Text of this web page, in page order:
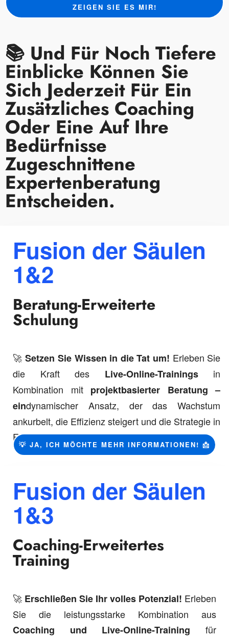
ZEIGEN SIE ES MIR!
📚 Und Für Noch Tiefere
Einblicke Können Sie
Sich Jederzeit Für Ein
Zusätzliches Coaching
Oder Eine Auf Ihre
Bedürfnisse
Zugeschnittene
Expertenberatung
Entscheiden.
Fusion der Säulen
1&2
Beratung-Erweiterte
Schulung
🚀Setzen Sie Wissen in die Tat um! Erleben Sie
die Kraft des Live-Online-Trainingsin
Kombination mit projektbasierter Beratung –
eindynamischer Ansatz, der das Wachstum
ankurbelt, die Effizienz steigert und die Strategie in
Erfolg umsetzt.
💡 JA, ICH MÖCHTE MEHR INFORMATIONEN! 📩
Fusion der Säulen
1&3
Coaching-Erweitertes
Training
🚀 Erschließen Sie Ihr volles Potenzial! Erleben
Sie die leistungsstarke Kombination aus
Coaching und Live-Online-Training für